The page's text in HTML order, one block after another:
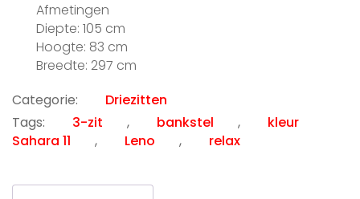
€2,499.00.
Afmetingen
Diepte: 105 cm
Hoogte: 83 cm
Breedte: 297 cm
Categorie:
Driezitten
Tags:
3-zit , bankstel ,
kleur
Sahara 11
, Leno , relax